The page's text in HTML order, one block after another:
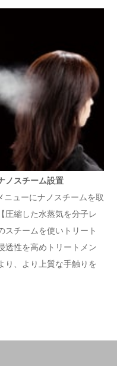
ノスチーム設置
ューにナノスチームを取
圧縮した水蒸気を分子レ
スチームを使いトリート
透性を高めトリートメン
り、より上質な手触りを